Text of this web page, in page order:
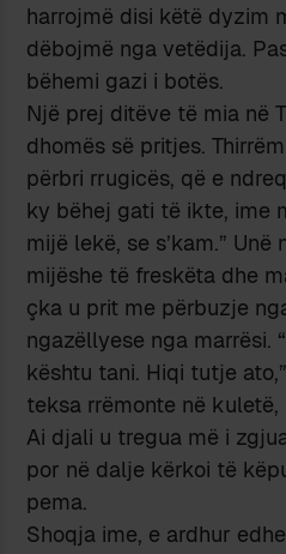
harrojmë disi këtë dyzim
dëbojmë nga vetëdija.
bëhemi gazi i botës.
Një prej ditëve të mia në
dhomës së pritjes.
përbri rrugicës, që e
ky bëhej gati të ikte, ime
mijë lekë, se s’kam.”
mijëshe të freskëta dhe
çka u prit me përbuzje
ngazëllyese nga marrësi.
kështu tani. Hiqi tutje
teksa rrëmonte në
Ai djali u tregua më i
por në dalje kërkoi të
pema.
Shoqja ime, e ardhur